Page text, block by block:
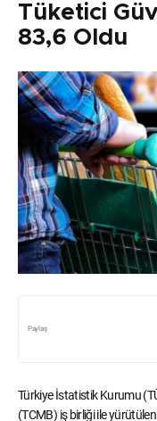
Tüketici
83,6 Oldu
Paylaş
Türkiye İstatistik Kurumu
(TCMB) iş birliği ile